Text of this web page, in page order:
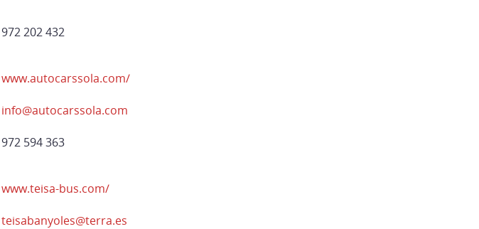
972 202 432
www.autocarssola.com/
info@autocarssola.com
972 594 363
www.teisa-bus.com/
teisabanyoles@terra.es